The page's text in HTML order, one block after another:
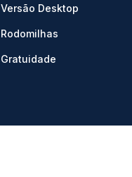
Versão Desktop
Rodomilhas
Gratuidade